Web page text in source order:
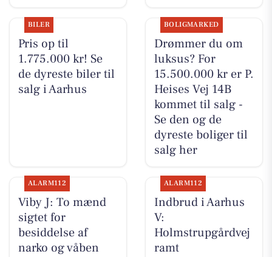
BILER
Pris op til
1.775.000 kr! Se
de dyreste biler til
salg i Aarhus
BOLIGMARKED
Drømmer du om
luksus? For
15.500.000 kr er P.
Heises Vej 14B
kommet til salg -
Se den og de
dyreste boliger til
salg her
ALARM112
Viby J: To mænd
sigtet for
besiddelse af
narko og våben
ALARM112
Indbrud i Aarhus
V:
Holmstrupgårdvej
ramt